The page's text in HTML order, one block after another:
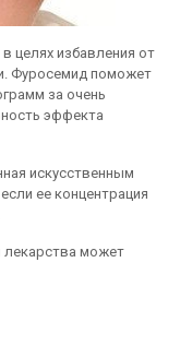
целях избавления от
Фуросемид поможет
за очень
эффекта
искусственным
ее концентрация
лекарства может